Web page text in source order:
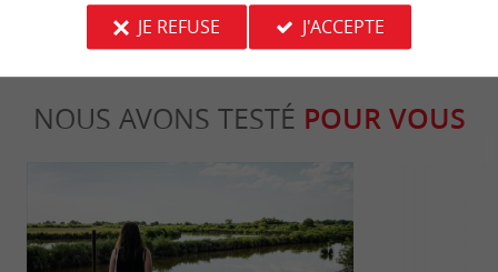
NOUS AVONS TESTÉ POUR VOUS
JE REFUSE
J'ACCEPTE